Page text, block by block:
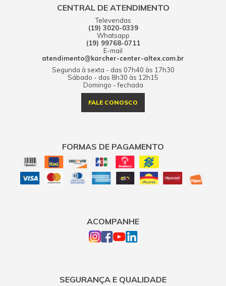
CENTRAL DE ATENDIMENTO
Televendas
(19) 3020-0339
Whatsapp
(19) 99768-0711
E-mail
atendimento@karcher-center-altex.com.br
Segunda à sexta - das 07h40 às 17h30
Sábado - das 8h30 às 12h15
Domingo - fechada
FALE CONOSCO
FORMAS DE PAGAMENTO
ACOMPANHE
SEGURANÇA E QUALIDADE